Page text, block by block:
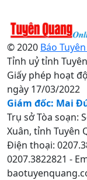
© 2020 Báo
Tỉnh uỷ tỉnh
Giấy phép hoạt
ngày 17/03/2022
Giám đốc: Mai
Trụ sở Tòa soạn:
Xuân, tỉnh Tuyên
Điện thoại:
0207.3822821 -